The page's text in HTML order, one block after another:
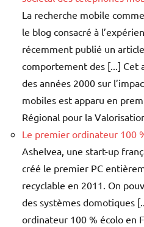
La recherche mobile
le blog consacré à
récemment publié un
comportement des [...] Cet
des années 2000 sur
mobiles est apparu en
Régional pour la
Le premier ordinateur 100
Ashelvea, une start-up
créé le premier PC
recyclable en 2011. On
des systèmes domotiques
ordinateur 100 % écolo en